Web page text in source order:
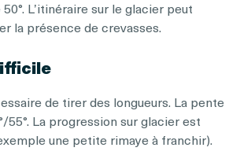
L’itinéraire sur le glacier peut
la présence de crevasses.
de tirer des longueurs. La pente
55°. La progression sur glacier est
une petite rimaye à franchir).